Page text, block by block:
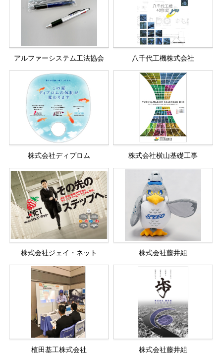
アルファーシステム工法協会 八千代工機株式会社
株式会社ディプロム 株式会社横山基礎工事
株式会社ジェイ・ネット 株式会社藤井組
植田基工株式会社 株式会社藤井組